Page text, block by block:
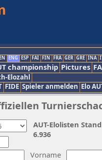
ENG ESP FAI FIN FRA GER GRE INA
championship Pictures
Elozahl
FIDE Spieler anmelden Elo
Vorname
AUT-Elolisten
6.936